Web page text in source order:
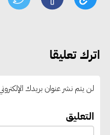
اترك تعليقا
لن يتم نشر عنوان بريدك
التعليق
الطلاب
يعمل على